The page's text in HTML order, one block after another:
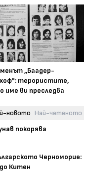
„Баадер-
терористите,
име ви преследва
новото Най-четеното
покорява
Черноморие:
Китен